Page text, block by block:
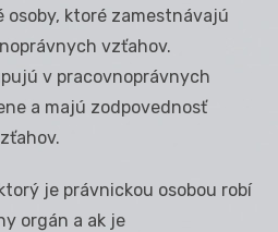
osoby, ktoré zamestnávajú
vzťahov.
v pracovnoprávnych
a majú zodpovednosť
je právnickou osobou robí
orgán a ak je